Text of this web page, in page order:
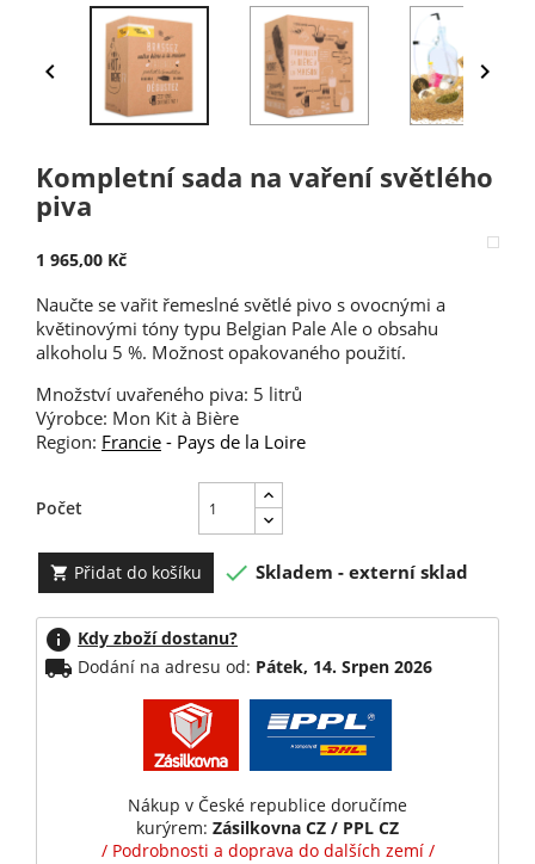
 
Kompletní sada na vaření světlého
piva
1 965,00 Kč
Naučte se vařit řemeslné světlé pivo s ovocnými a
květinovými tóny typu Belgian Pale Ale o obsahu
alkoholu 5 %. Možnost opakovaného použití.
Množství uvařeného piva: 5 litrů
Výrobce: Mon Kit à Bière
Region: Francie - Pays de la Loire
Počet
 Přidat do košíku  Skladem - externí sklad
info Kdy zboží dostanu?
local_shipping Dodání na adresu od: Pátek, 14. Srpen 2026
Nákup v České republice doručíme
kurýrem: Zásilkovna CZ / PPL CZ
/ Podrobnosti a doprava do dalších zemí /